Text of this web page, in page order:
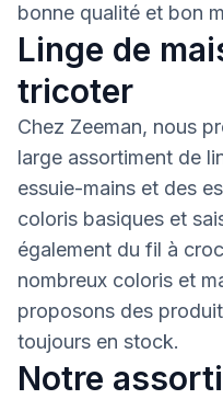
bonne qualité et bon
Linge de
tricoter
Chez Zeeman, nous
large assortiment de
essuie-mains et des
coloris basiques et
également du fil à
nombreux coloris et
proposons des
toujours en stock.
Notre